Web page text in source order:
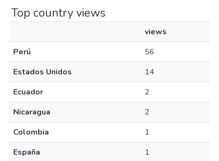
Top country views
views
Perú
56
Estados Unidos
14
Ecuador
2
Nicaragua
2
Colombia
1
España
1